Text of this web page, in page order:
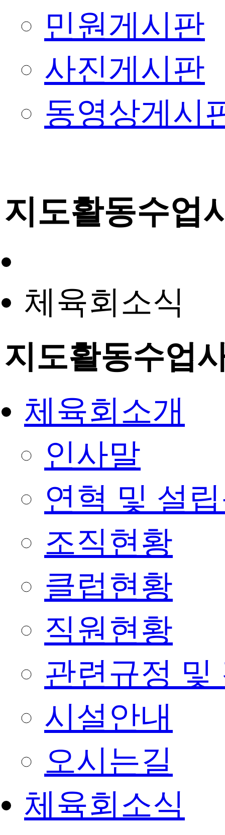
민원게시판
사진게시판
동영상게시
지도활동수업
체육회소식
지도활동수업
체육회소개
인사말
연혁 및 설
조직현황
클럽현황
직원현황
관련규정 및
시설안내
오시는길
체육회소식